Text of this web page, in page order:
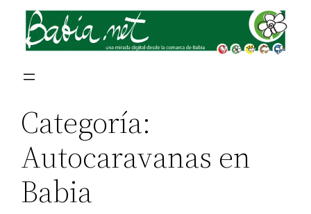
Saltar
contenido
Categoría:
Autocaravanas en
Babia